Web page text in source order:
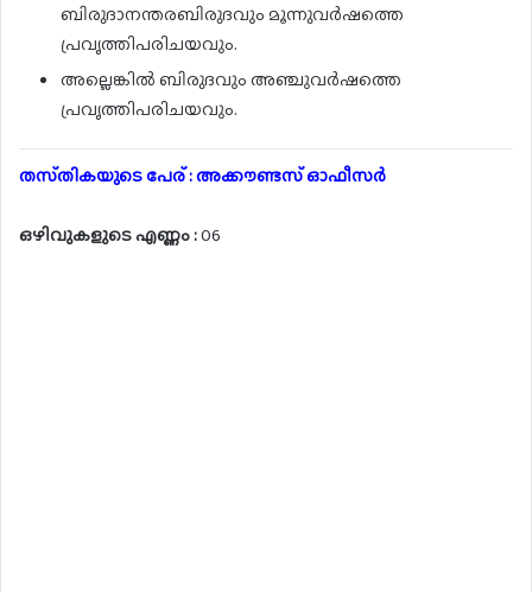
ബിരുദാനന്തരബിരുദവും മൂന്നുവർഷത്തെ
പ്രവൃത്തിപരിചയവും.
അല്ലെങ്കിൽ ബിരുദവും അഞ്ചുവർഷത്തെ
പ്രവൃത്തിപരിചയവും.
തസ്‌തികയുടെ പേര് : അക്കൗണ്ടസ് ഓഫീസർ
ഒഴിവുകളുടെ എണ്ണം :06